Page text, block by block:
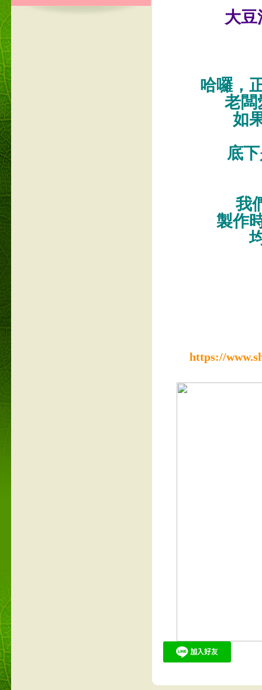
大
哈囉，
老闆
如
底
我
製作
https://